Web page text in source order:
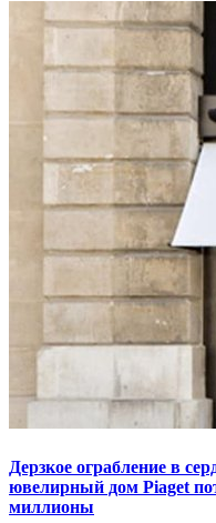
Дерзкое ограбление в
ювелирный дом Piaget
миллионы